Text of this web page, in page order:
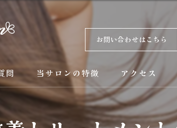
お問い合わせはこちら
問 当サロンの特徴
京都の縮毛矯正
アクセス